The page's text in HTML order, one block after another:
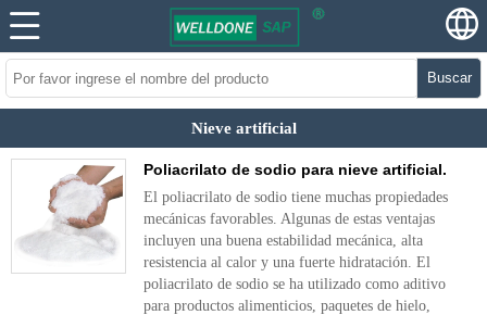
Buscar
Nieve artificial
Poliacrilato de sodio para nieve artificial.
El poliacrilato de sodio tiene muchas propiedades
mecánicas favorables. Algunas de estas ventajas
incluyen una buena estabilidad mecánica, alta
resistencia al calor y una fuerte hidratación. El
poliacrilato de sodio se ha utilizado como aditivo
para productos alimenticios, paquetes de hielo,